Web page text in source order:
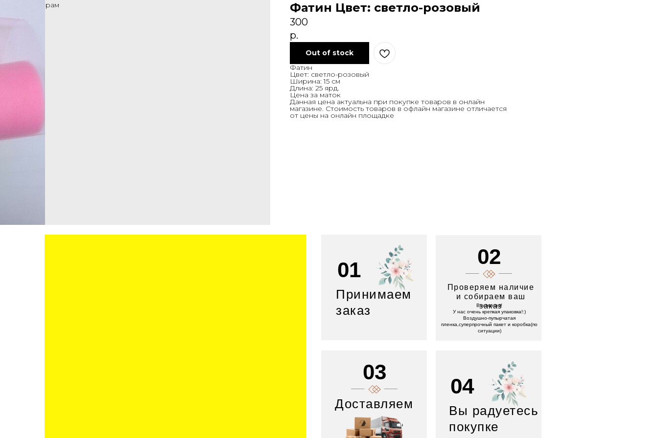
Назад к товарам Фатин Цвет: светло-розовый
300
р.
Out of stock
Фатин
Цвет: светло-розовый
Ширина: 15 см
Длина: 25 ярд.
Цена за маток
Данная цена актуальна при покупке товаров в онлайн
магазине. Стоимость товаров в офлайн магазине отличается
от цены на онлайн площадке
01
Принимаем
заказ
02
Проверяем наличие
и собираем ваш
заказ
03
Доставляем
04
Вы радуетесь
покупке
Внимание!
У нас очень крепкая упаковка!:)
Воздушно-пупырчатая
пленка,суперпрочный пакет и коробка(по
ситуации)